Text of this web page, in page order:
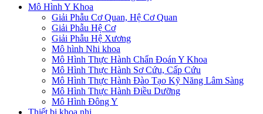
Mô Hình Y Khoa
Giải Phẫu Cơ Quan, Hệ Cơ Quan
Giải Phẫu Hệ Cơ
Giải Phẫu Hệ Xương
Mô hình Nhi khoa
Mô Hình Thực Hành Chẩn Đoán Y Khoa
Mô Hình Thực Hành Sơ Cứu, Cấp Cứu
Mô Hình Thực Hành Đào Tạo Kỹ Năng Lâm Sàng
Mô Hình Thực Hành Điều Dưỡng
Mô Hình Đông Y
Thiết bị khoa nhi